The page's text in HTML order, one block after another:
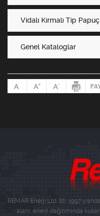
Vidalı Kırmalı Tip
Genel Kataloglar
REMAR Enerji Ltd. Sti. 1997
alanı; enerji dağıtımında